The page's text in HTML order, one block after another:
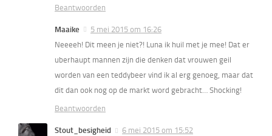
Beantwoorden
Maaike
5 mei 2015 om 16:26
Neeeeh! Dit meen je niet?! Luna ik huil met je mee! Dat er
uberhaupt mannen zijn die denken dat vrouwen geil
worden van een teddybeer vind ik al erg genoeg, maar dat
dit dan ook nog op de markt word gebracht… Shocking!
Beantwoorden
Stout_besigheid 6 mei 2015 om 15:52